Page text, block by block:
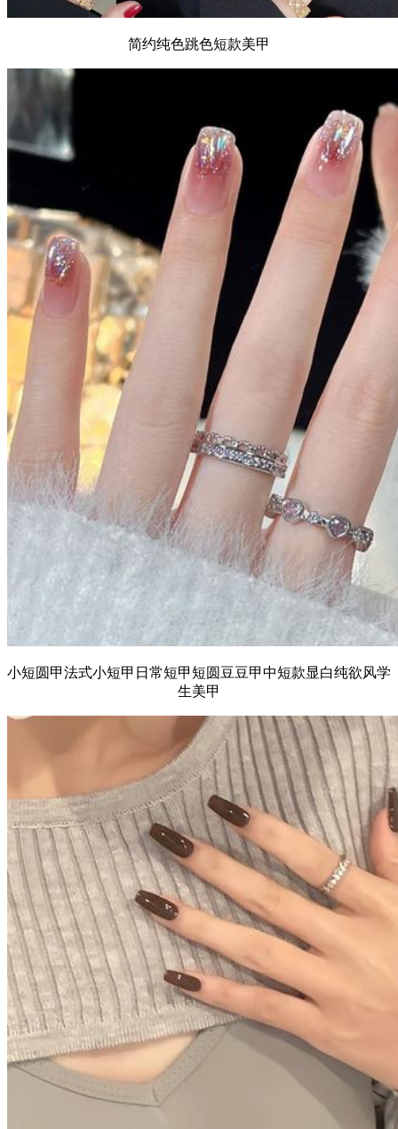
简约纯色跳色短款美甲
小短圆甲法式小短甲日常短甲短圆豆豆甲中短款显白纯欲风学
生美甲